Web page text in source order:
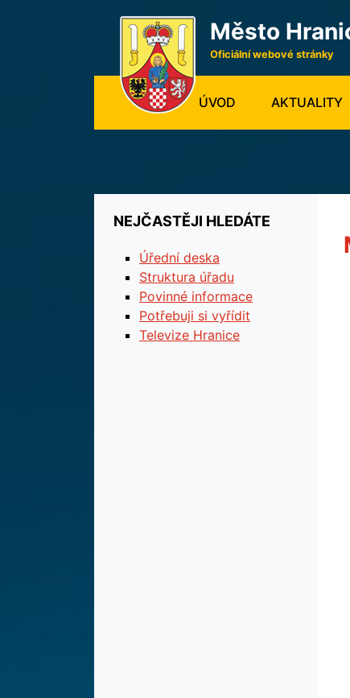
Město
Oficiální webové stránky
ÚVOD(CURRENT)AKTUALITY
NEJČASTĚJI HLEDÁTE
Úřední deska
Struktura úřadu
Povinné informace
Potřebuji si vyřídit
Televize Hranice